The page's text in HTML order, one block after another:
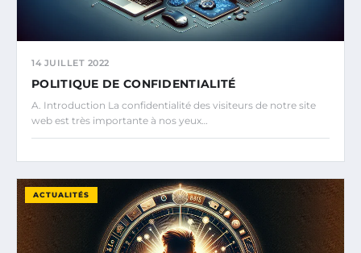
14 JUILLET 2022
POLITIQUE DE CONFIDENTIALITÉ
A. Introduction La confidentialité des visiteurs de notre site
web est très importante à nos yeux…
ACTUALITÉS